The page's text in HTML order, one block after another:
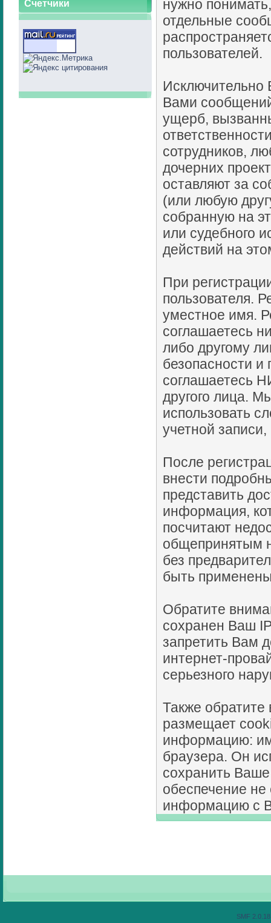
Счетчики
нужно
отдельные
пользователей.
Вами
ущерб,
сотрудников,
дочерних
оставляют за
(или любую
собранную на
или судебного
действий на
При
пользователя.
уместное имя.
соглашаетесь
либо другому
безопасности
соглашаетесь
другого лица.
использовать
учетной
После
внести
представить
информация,
посчитают
общепринятым
без
быть
Обратите
сохранен Ваш
запретить Вам
интернет-
серьезного
Также
размещает
информацию:
браузера. Он
сохранить
обеспечение не
информацию с
SMF 2.0.18